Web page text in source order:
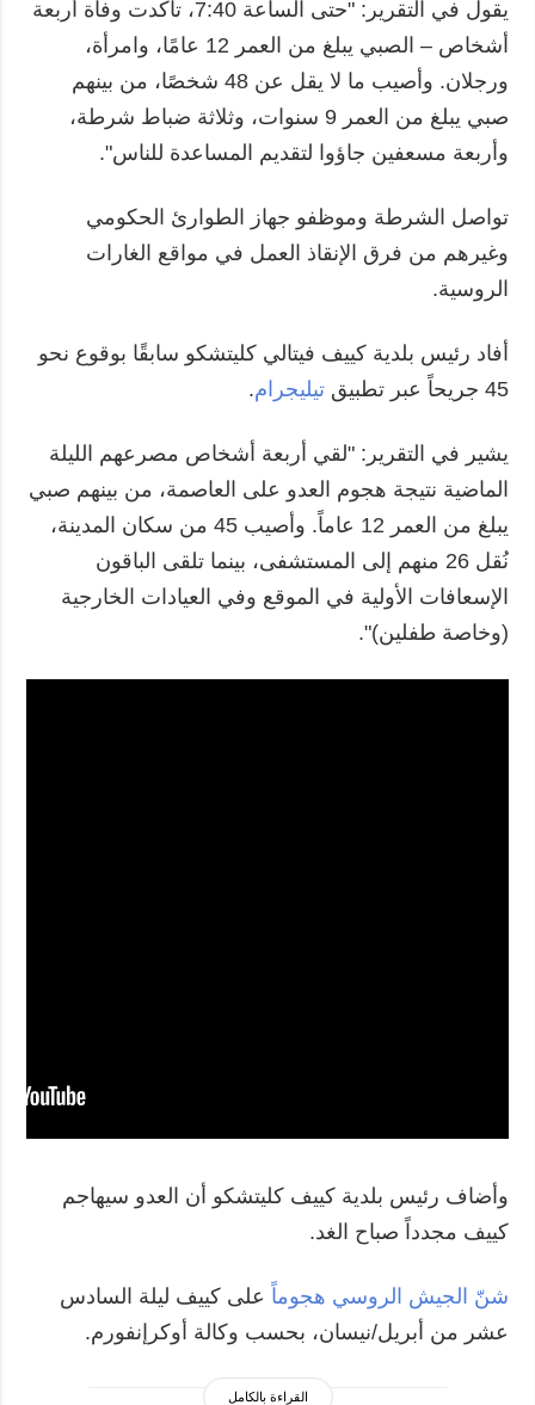
يقول في التقرير: "حتى الساعة 7:40، تأكدت وفاة أربعة
أشخاص – الصبي يبلغ من العمر 12 عامًا، وامرأة،
ورجلان. وأصيب ما لا يقل عن 48 شخصًا، من بينهم
صبي يبلغ من العمر 9 سنوات، وثلاثة ضباط شرطة،
وأربعة مسعفين جاؤوا لتقديم المساعدة للناس".
تواصل الشرطة وموظفو جهاز الطوارئ الحكومي
وغيرهم من فرق الإنقاذ العمل في مواقع الغارات
الروسية.
أفاد رئيس بلدية كييف فيتالي كليتشكو سابقًا بوقوع نحو
45 جريحاً عبر تطبيق
تيليجرام.
يشير في التقرير: "لقي أربعة أشخاص مصرعهم الليلة
الماضية نتيجة هجوم العدو على العاصمة، من بينهم صبي
يبلغ من العمر 12 عاماً. وأصيب 45 من سكان المدينة،
نُقل 26 منهم إلى المستشفى، بينما تلقى الباقون
الإسعافات الأولية في الموقع وفي العيادات الخارجية
(وخاصة طفلين)".
وأضاف رئيس بلدية كييف كليتشكو أن العدو سيهاجم
كييف مجدداً صباح الغد.
شنّ الجيش الروسي هجوماً على كييف ليلة السادس
عشر من أبريل/نيسان، بحسب وكالة أوكرإنفورم.
القراءة بالكامل